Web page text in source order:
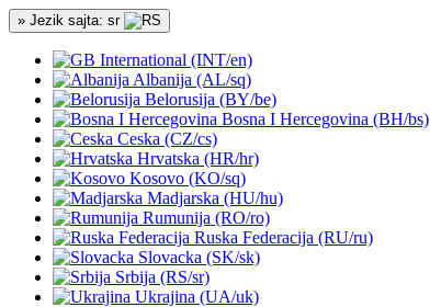
» Jezik sajta: sr
International (INT/en)
Albanija (AL/sq)
Belorusija (BY/be)
Bosna I Hercegovina (BH/bs)
Ceska (CZ/cs)
Hrvatska (HR/hr)
Kosovo (KO/sq)
Madjarska (HU/hu)
Rumunija (RO/ro)
Ruska Federacija (RU/ru)
Slovacka (SK/sk)
Srbija (RS/sr)
Ukrajina (UA/uk)